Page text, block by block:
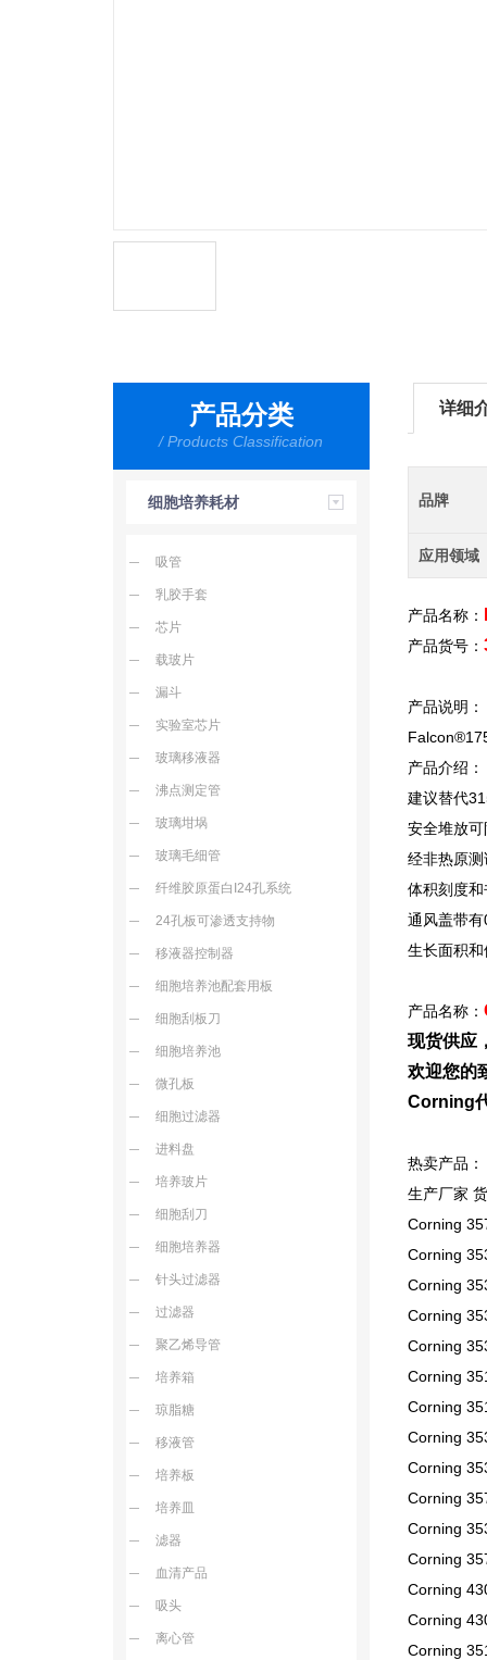
产品分类
/ Products Classification
细胞培养耗材
吸管
乳胶手套
芯片
载玻片
漏斗
实验室芯片
玻璃移液器
沸点测定管
玻璃坩埚
玻璃毛细管
纤维胶原蛋白I24孔系统
24孔板可渗透支持物
移液器控制器
细胞培养池配套用板
细胞刮板刀
细胞培养池
微孔板
细胞过滤器
进料盘
培养玻片
细胞刮刀
细胞培养器
针头过滤器
过滤器
聚乙烯导管
培养箱
琼脂糖
移液管
培养板
培养皿
滤器
血清产品
吸头
离心管
详细
品牌
应用领域
产品名称：
产品货号：
产品说明：
产品介绍：
建议替代
安全堆放
经非热原
体积刻度
通风盖带
生长面积
产品名称：
现货供应
欢迎您
Corning
热卖产品：
生产厂家
Corning
Corning
Corning
Corning
Corning
Corning
Corning
Corning
Corning
Corning
Corning
Corning
Corning
Corning
Corning